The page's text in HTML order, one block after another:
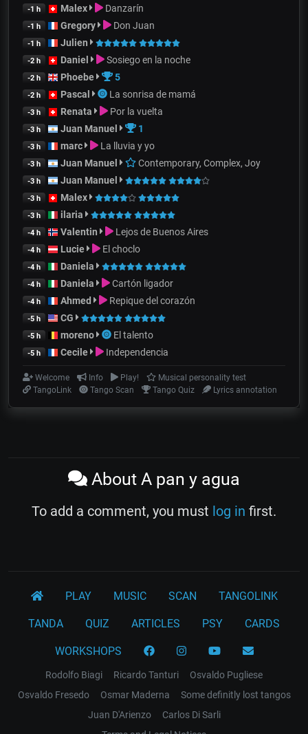
-1 h Malex Danzarín
-1 h Gregory Don Juan
-1 h Julien
-2 h Daniel Sosiego en la noche
-2 h Phoebe 5
-2 h Pascal La sonrisa de mamá
-3 h Renata Por la vuelta
-3 h Juan Manuel 1
-3 h marc La lluvia y yo
-3 h Juan Manuel Contemporary, Complex, Joy
-3 h Juan Manuel
-3 h Malex
-3 h ilaria
-4 h Valentin Lejos de Buenos Aires
-4 h Lucie El choclo
-4 h Daniela
-4 h Daniela Cartón ligador
-4 h Ahmed Repique del corazón
-5 h CG
-5 h moreno El talento
-5 h Cecile Independencia
Welcome Info Play!
Musical personality test
TangoLink
Tango Scan Tango Quiz Lyrics annotation
About A pan y agua
To add a comment, you must log in first.
PLAY MUSIC SCAN TANGOLINK
TANDA QUIZ ARTICLES PSY CARDS
WORKSHOPS
Rodolfo Biagi Ricardo Tanturi
Osvaldo Pugliese
Osvaldo Fresedo
Osmar Maderna
Some definitly lost tangos
Juan D'Arienzo
Carlos Di Sarli